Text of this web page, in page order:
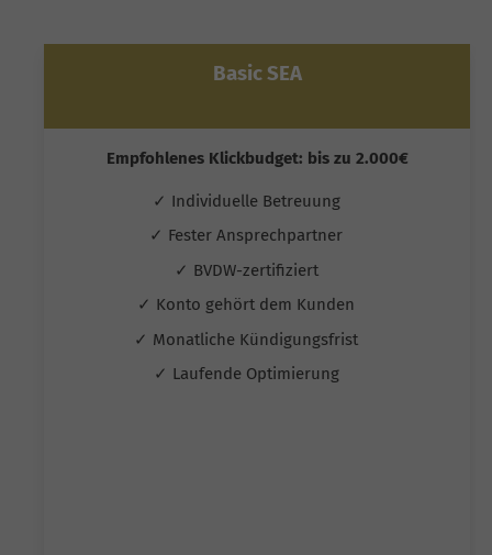
Basic SEA
Empfohlenes Klickbudget: bis zu 2.000€
✓ Individuelle Betreuung
✓ Fester Ansprechpartner
✓ BVDW-zertifiziert
✓ Konto gehört dem Kunden
✓ Monatliche Kündigungsfrist
✓ Laufende Optimierung